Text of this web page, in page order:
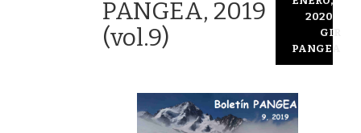
PANGEA, 2019
(vol.9)
2020
GIR
PANGEA